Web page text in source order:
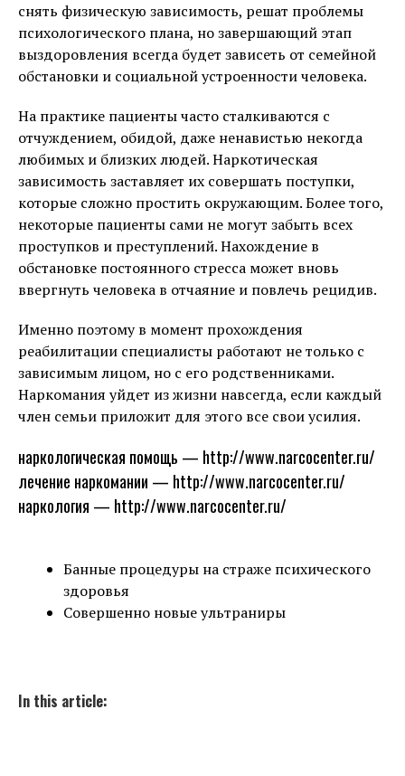
снять физическую зависимость, решат проблемы
психологического плана, но завершающий этап
выздоровления всегда будет зависеть от семейной
обстановки и социальной устроенности человека.
На практике пациенты часто сталкиваются с
отчуждением, обидой, даже ненавистью некогда
любимых и близких людей. Наркотическая
зависимость заставляет их совершать поступки,
которые сложно простить окружающим. Более того,
некоторые пациенты сами не могут забыть всех
проступков и преступлений. Нахождение в
обстановке постоянного стресса может вновь
ввергнуть человека в отчаяние и повлечь рецидив.
Именно поэтому в момент прохождения
реабилитации специалисты работают не только с
зависимым лицом, но с его родственниками.
Наркомания уйдет из жизни навсегда, если каждый
член семьи приложит для этого все свои усилия.
наркологическая помощь — http://www.narcocenter.ru/
лечение наркомании — http://www.narcocenter.ru/
наркология — http://www.narcocenter.ru/
Банные процедуры на страже психического
здоровья
Совершенно новые ультраниры
In this article: